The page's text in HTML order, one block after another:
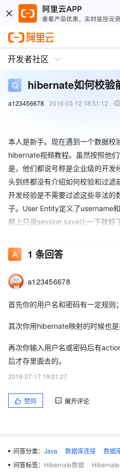
开发者社区
hibernate如何校验
a123456678 2016-03-12 18:51:12
本人是新手。现在遇到一个数据校
hibernate视频教程。虽然按照他
是，他们都说号称是企业级的开发
头到终都没有介绍如何校验和过滤
开发经验是不需要过滤这些非法的
子。User Entity定义了username
频上只说session.save();一下就好
吗？
侠们说一下实践经验。
在哪里进行校验比较合适？
1 条回答
a123456678
首先你的用户名和密码有一定规则；
其次你用hibernate映射的时候也是
再次你输入用户名或密码后有
后才存里面去的。
2019-07-17 19:01:27
赞同 展开评论
问答分类： Java 数据库连接
数据
问答标签： Hibernate数据